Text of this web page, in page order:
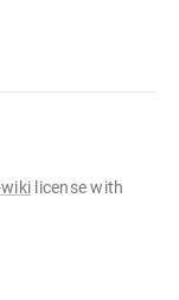
license with